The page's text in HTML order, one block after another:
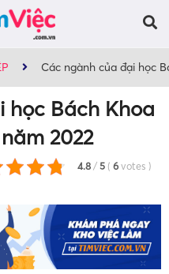
Các ngành của đại học
học Bách Khoa
2022
4.8 / 5 ( 6 votes )